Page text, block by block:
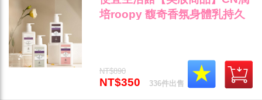
培roopy 馥奇香氛身體乳持久
NT$890
NT$350 336件出售